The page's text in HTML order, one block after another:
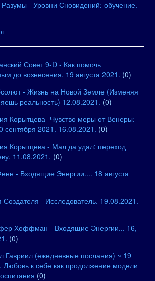
- Уровни Сновидений: обучение.
Совет 9-D - Как помочь
до вознесения. 19 августа 2021. (0)
- Жизнь на Новой Земле (Изменяя
реальность) 12.08.2021. (0)
Корытцева- Чувство меры от Венеры:
сентября 2021. 16.08.2021. (0)
Корытцева - Мал да удал: переход
11.08.2021. (0)
- Входящие Энергии.... 18 августа
Создателя - Исследователь. 19.08.2021.
Хоффман - Входящие Энергии... 16,
(0)
Гавриил (ежедневные послания) ~ 19
Любовь к себе как продолжение модели
(0)